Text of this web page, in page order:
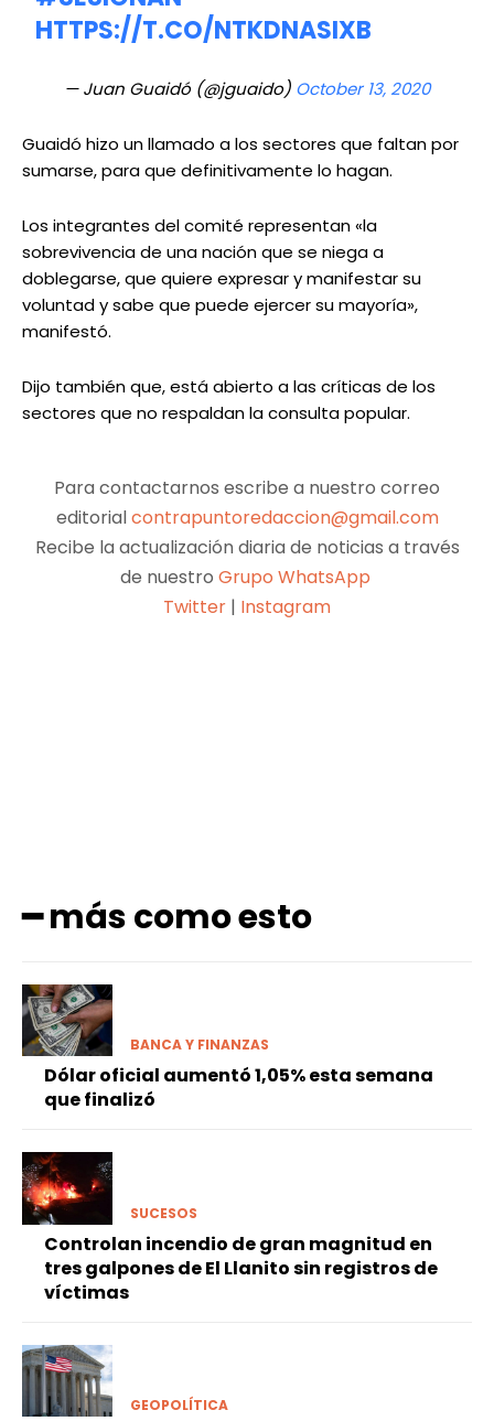
HTTPS://T.CO/NTKDNASIXB
— Juan Guaidó (@jguaido) October 13, 2020
Guaidó hizo un llamado a los sectores que faltan por
sumarse, para que definitivamente lo hagan.
Los integrantes del comité representan «la
sobrevivencia de una nación que se niega a
doblegarse, que quiere expresar y manifestar su
voluntad y sabe que puede ejercer su mayoría»,
manifestó.
Dijo también que, está abierto a las críticas de los
sectores que no respaldan la consulta popular.
Para contactarnos escribe a nuestro correo
editorialcontrapuntoredaccion@gmail.com
Recibe la actualización diaria de noticias a través
de nuestro Grupo WhatsApp
Twitter | Instagram
━ más como esto
BANCA Y FINANZAS
Dólar oficial aumentó 1,05% esta semana
que finalizó
SUCESOS
Controlan incendio de gran magnitud en
tres galpones de El Llanito sin registros de
víctimas
GEOPOLÍTICA